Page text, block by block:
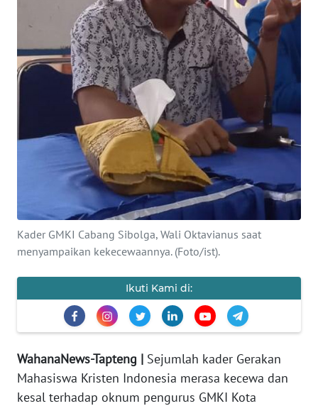
Kader GMKI Cabang Sibolga, Wali Oktavianus saat
menyampaikan kekecewaannya. (Foto/ist).
Ikuti Kami di:
WahanaNews-Tapteng | Sejumlah kader Gerakan
Mahasiswa Kristen Indonesia merasa kecewa dan
kesal terhadap oknum pengurus GMKI Kota
KONTAK
INFO
TENTANG
SIBER
REDAKSI
DISCLAIMER
Wahana
News
Regional